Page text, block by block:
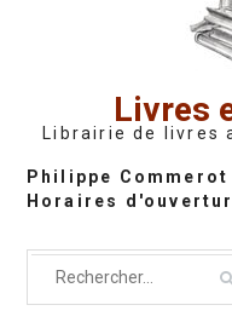
Livres
Librairie de livres